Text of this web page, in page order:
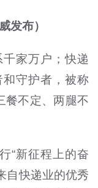
发布）
家万户；快递
守护者，被称
餐不定、两腿不
“新征程上的奋
自快递业的优秀